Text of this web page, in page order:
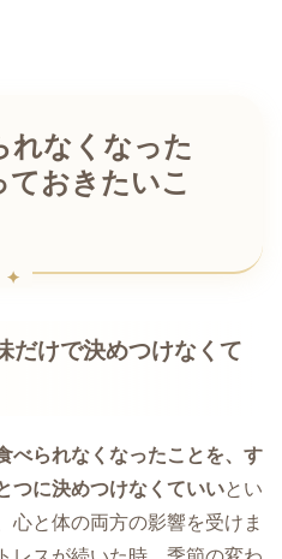
れなくなった
ておきたいこ
だけで決めつけなくて
べられなくなったことを、す
つに決めつけなくていいとい
心と体の両方の影響を受けま